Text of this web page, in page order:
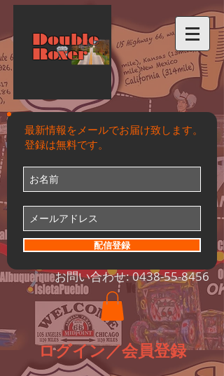
Double
Roxer
お問い合わせ:0438-55-8456
最新情報をメールでお届け致します。
登録は無料です。
配信登録
ログイン／会員登録